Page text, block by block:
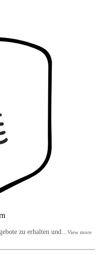
zu erhalten und... View more